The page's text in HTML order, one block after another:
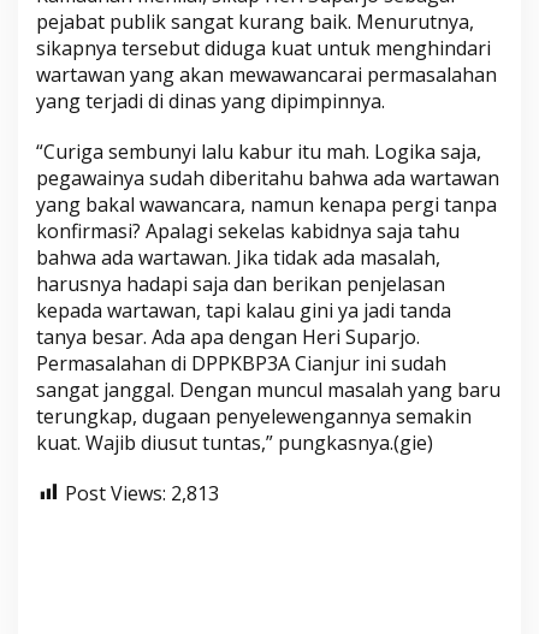
pejabat publik sangat kurang baik. Menurutnya,
sikapnya tersebut diduga kuat untuk menghindari
wartawan yang akan mewawancarai permasalahan
yang terjadi di dinas yang dipimpinnya.
“Curiga sembunyi lalu kabur itu mah. Logika saja,
pegawainya sudah diberitahu bahwa ada wartawan
yang bakal wawancara, namun kenapa pergi tanpa
konfirmasi? Apalagi sekelas kabidnya saja tahu
bahwa ada wartawan. Jika tidak ada masalah,
harusnya hadapi saja dan berikan penjelasan
kepada wartawan, tapi kalau gini ya jadi tanda
tanya besar. Ada apa dengan Heri Suparjo.
Permasalahan di DPPKBP3A Cianjur ini sudah
sangat janggal. Dengan muncul masalah yang baru
terungkap, dugaan penyelewengannya semakin
kuat. Wajib diusut tuntas,” pungkasnya.(gie)
Post Views: 2,813